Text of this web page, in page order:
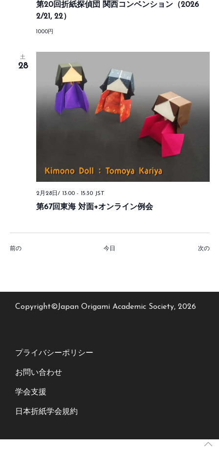
第20回折紙探偵団 関西コンベンション（2026
2/21, 22）
1000円
土
28
2月28日/ 13:00- 15:30 JST
第67回東海 対面+オンライン例会
前のイベント 今日 次のイ
Copyright©Japan Origami Academic Society, 2026
プライバシーポリシー
お問い合わせ
学会支援
日本折紙学会規約